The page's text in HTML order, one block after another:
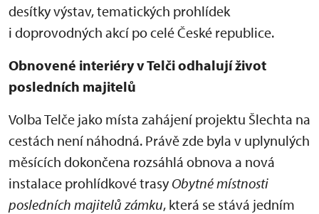
desítky výstav, tematických prohlídek
i doprovodných akcí po celé České republice.
Obnovené interiéry v Telči odhalují život
posledních majitelů
Volba Telče jako místa zahájení projektu Šlechta na
cestách není náhodná. Právě zde byla v uplynulých
měsících dokončena rozsáhlá obnova a nová
instalace prohlídkové trasy Obytné místnosti
posledních majitelů zámku, která se stává jedním